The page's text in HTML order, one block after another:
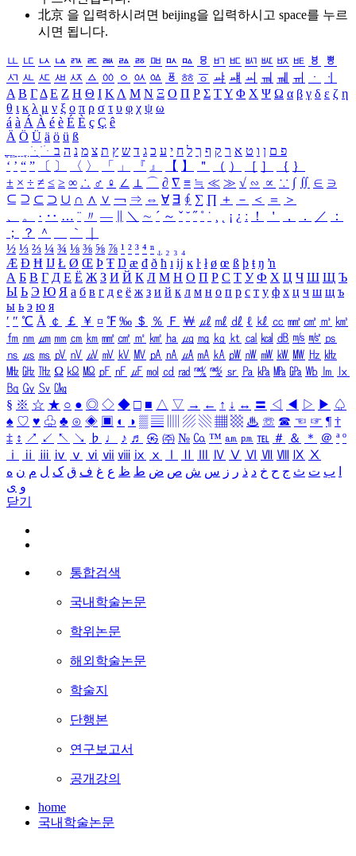
北京 을 입력하시려면 beijing을 입력하시고 space를 누르
시면 됩니다.
ㅥ ㅦ ㅧ ㅨ ㅩ ㅪ ㅫ ㅬ ㅭ ㅮ ㅯ ㅰ ㅱ ㅲ ㅳ ㅴ ㅵ ㅶ ㅷ ㅸ
ㅹ
ㅺ ㅻ ㅼ ㅽ ㅾ ㅿ ㆀ ㆁ ㆂ ㆃ ㆄ ㆅ ㆆ ㆇ ㆈ ㆉ ㆊ ㆋ ㆌ ㆍ
ㆎ
Α Β ΓΔ Ε Ζ Η Θ Ι ΚΛ Μ Ν Ξ Ο Π Ρ Σ ΤΥ Φ Χ Ψ Ω α β γ δ ε ζ η
θ ι κ λ μ ν ξ ο π ρ σ τ υ φ χ ψ ω
á à Á À é è É È ç Ç ê
Ä Ö Ü ä ö ü ß
ִֶֹ ֻּ ׁׂ פ ם ן ו ט א ר ק ף ך ל ח י ע כ ג ד ש ץ ת צ מ נ ה ב
‘ ’ “ ” 〔 〕 〈 〉 「 」 『 』 【 】 ＂ （ ） ［ ］ ｛ ｝
± × ÷ ≠ ≤ ≥ ∞ ∴ ♂ ♀ ∠ ⊥ ⌒ ∂ ∇ ≡ ≒ ≪ ≫ √ ∽ ∝ ∵ ∫ ∬ ∈ ∋
⊆ ⊇ ⊂ ⊃ ∪ ∩ ∧ ∨ ￢ ⇒ ⇔ ∀ ∃ ∮ ∑ ∏ ＋ － ＜ ＝
＞
、
。 · ‥ … ¨ 〃 ― ＼ ∼ ´ ～ ˇ ˘ ˝ ˚ ˙ ¸ ¡ ¿ ː ！ ＇ ， ． ／
：
；
？ ＾ ｀
½ ⅓ ⅔ ¼ ¾ ⅛ ⅜ ⅝ ⅞ ¹ ² ³ ⁴ ⁿ ₁ ₂ ₃ ₄
Æ Ð Ħ Ĳ Ł Ø Œ Þ Ŧ Ŋ æ đ ð ħ ı ĳ ĸ ŀ ł ø œ ß þ ŧ ŋ ŉ
А Б В Г Д Е Ё Ж З И Й К Л М Н О П Р С Т У Ф Х Ц Ч Ш Щ Ъ
Ы Ь Э Ю Я а б в г д е ё ж з и й к л м н о п р с т у ф х ц ч ш щ ъ
ы ь э ю я
′ ″ ℃ Å ￠ ￡ ￥ ¤ ℉ ‰ ＄ ％ Ｆ ￦ ㎕ ㎖ ㎗ ℓ ㎘ ㏄ ㎣ ㎤ ㎥ ㎦
㎙ ㎚ ㎛ ㎜ ㎝ ㎞ ㎟ ㎠ ㎡ ㎢ ㏊ ㎍ ㎎ ㎏ ㏏ ㎈ ㎉ ㏈ ㎧ ㎨ ㎰
㎱ ㎲ ㎳ ㎴ ㎵ ㎶ ㎷ ㎸ ㎹ ㎀ ㎁ ㎂ ㎃ ㎄ ㎺ ㎻ ㎽ ㎾ ㎿ ㎐ ㎑
㎒ ㎓ ㎔ Ω ㏀ ㏁ ㎊ ㎋ ㎌ ㏖ ㏅ ㎭ ㎮ ㎯ ㏛ ㎩ ㎪ ㎫ ㎬ ㏝ ㏐
㏓
㏃ ㏉ ㏜ ㏆
§ ※ ☆ ★ ○ ● ◎ ◇ ◆ □ ■ △ ▽ → ← ↑ ↓ ↔ 〓 ◁ ◀ ▷ ▶ ♤
♠ ♡ ♥ ♧ ♣ ⊙ ◈ ▣ ◐ ◑ ▒ ▤ ▨ ▧ ▦ ▩ ♨ ☏ ☎ ☜ ☞ ¶ †
‡ ↕ ↗ ↙ ↖ ↘ ♭ ♩ ♪ ♬ ㉿ ㈜ № ㏇ ™ ㏂ ㏘ ℡ ＃ ＆ ＊ ＠ ª º
ⅰ
ⅱ ⅲ ⅳ ⅴ ⅵ ⅶ ⅷ ⅸ ⅹ Ⅳ Ⅴ Ⅵ Ⅶ Ⅷ Ⅸ Ⅹ
ب ت ث ج ح خ د ذ ر ز س ش ص ض ط ظ ع غ ف ق ک ل م ن ه
و ی
닫기
통합검색
국내학술논문
학위논문
해외학술논문
학술지
단행본
연구보고서
공개강의
home
국내학술논문